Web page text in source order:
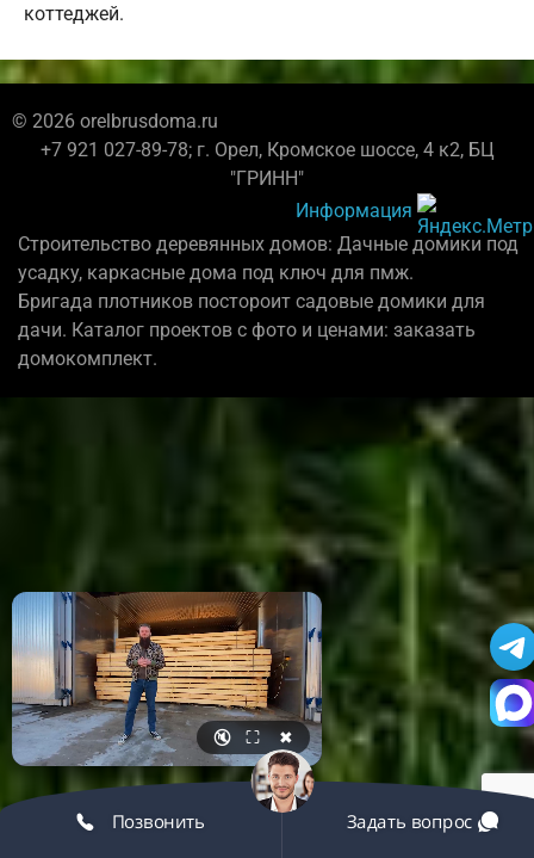
коттеджей.
© 2026 orelbrusdoma.ru
+7 921 027-89-78; г. Орел, Кромское шоссе, 4 к2, БЦ
"ГРИНН"
Информация
Строительство деревянных домов: Дачные домики под
усадку, каркасные дома под ключ для пмж.
Бригада плотников постороит садовые домики для
дачи. Каталог проектов с фото и ценами: заказать
домокомплект.
🔇 ⛶ ✖
Позвонить Задать вопрос